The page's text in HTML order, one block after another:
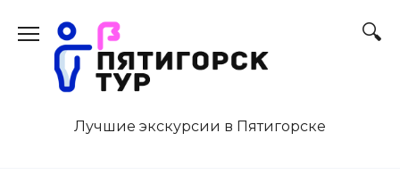
содержанию
Лучшие экскурсии в Пятигорске